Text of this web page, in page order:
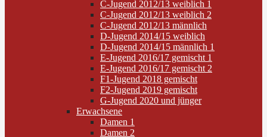
C-Jugend 2012/13 weiblich 1
C-Jugend 2012/13 weiblich 2
C-Jugend 2012/13 männlich
D-Jugend 2014/15 weiblich
D-Jugend 2014/15 männlich 1
E-Jugend 2016/17 gemischt 1
E-Jugend 2016/17 gemischt 2
F1-Jugend 2018 gemischt
F2-Jugend 2019 gemischt
G-Jugend 2020 und jünger
Erwachsene
Damen 1
Damen 2